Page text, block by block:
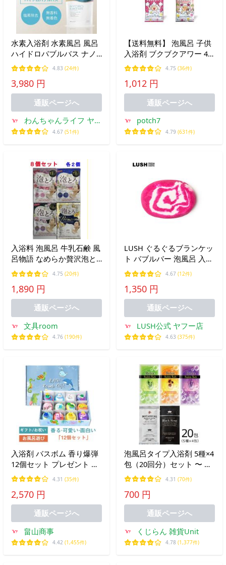
水素入浴剤 水素風呂 風呂
ハイドロバブルバス ナノ
バブル 高濃度水素 塩素除
去 水素 入浴剤 無香料 無
着色 約30回分
4.83 (24件)
3,980 円
通販ページへ
わんちゃんライフ ヤフ
ーショッピング店
4.67 (51件)
【送料無料】 泡風呂 子供
入浴剤 ブクブクアワー 4
種類アソートパック バブ
ルバス お風呂 遊び 泡 お
風呂嫌い 克服 詰め合わせ
プチギフト 子ども キッズ
4.75 (36件)
1,012 円
通販ページへ
potch7
4.79 (631件)
入浴料 泡風呂 牛乳石鹸 風
呂物語 なめらか贅沢泡と
ろ 8個セット クラッシク
ブルーム・ピオニー＆ホワ
イトムスク・ジュエリーロ
ーズ・スリーピングアロマ
4.75 (20件)
1,890 円
通販ページへ
文具room
4.76 (190件)
LUSH ぐるぐるブランケッ
ト バブルバー 泡風呂 入浴
剤 プチプラ ベルガモット
フルーティ かわいい プレ
ゼント ラッシュ 公式
4.67 (12件)
1,350 円
通販ページへ
LUSH公式 ヤフー店
4.63 (375件)
入浴剤 バスボム 香り爆弾
12個セット プレゼント 詰
め合わせ クリスマス バス
ソルト ボール おもちゃ 温
泉 お風呂 女性 男性 子供
誕生日 友達 卒業ギフト 潤
4.31 (35件)
2,570 円
通販ページへ
畠山商事
4.42 (1,455件)
泡風呂タイプ入浴剤 5種×4
包（20回分）セット 〜 送
料無料・ポイント消化
4.31 (70件)
700 円
通販ページへ
くじらん 雑貨Unit
4.78 (1,377件)